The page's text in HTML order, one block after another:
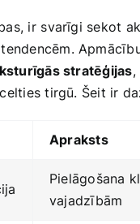
ir ⁤svarīgi sekot⁢
stratēģijas,
tirgū. Šeit ir
Apraksts
Pielāgošana
vajadzībām